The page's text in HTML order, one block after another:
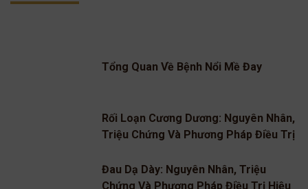
Tổng Quan Về Bệnh Nổi Mề Đay
Rối Loạn Cương Dương: Nguyên Nhân,
Triệu Chứng Và Phương Pháp Điều Trị
Đau Dạ Dày: Nguyên Nhân, Triệu
Chứng Và Phương Pháp Điều Trị Hiệu